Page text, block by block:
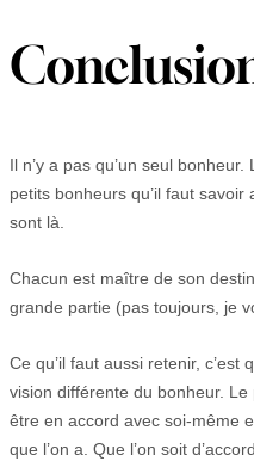
Il n’y a pas qu’un seul
petits bonheurs qu’il faut
sont là.
Chacun est maître de son
grande partie (pas toujours, je
Ce qu’il faut aussi retenir, c’est
vision différente du bonheur. Le
être en accord avec soi-même
que l’on a. Que l’on soit